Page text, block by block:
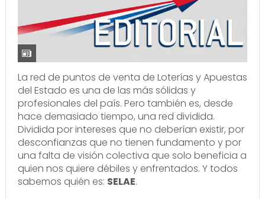
La red de puntos de venta de Loterías y Apuestas
del Estado es una de las más sólidas y
profesionales del país. Pero también es, desde
hace demasiado tiempo, una red dividida.
Dividida por intereses que no deberían existir, por
desconfianzas que no tienen fundamento y por
una falta de visión colectiva que solo beneficia a
quien nos quiere débiles y enfrentados. Y todos
sabemos quién es: SELAE.